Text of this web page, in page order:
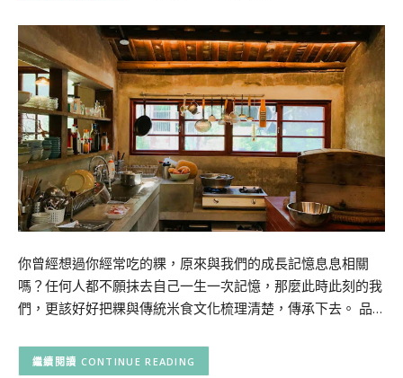
你曾經想過你經常吃的粿，原來與我們的成長記憶息息相關
嗎？任何人都不願抹去自己一生一次記憶，那麼此時此刻的我
們，更該好好把粿與傳統米食文化梳理清楚，傳承下去。 品…
CONTINUE READING